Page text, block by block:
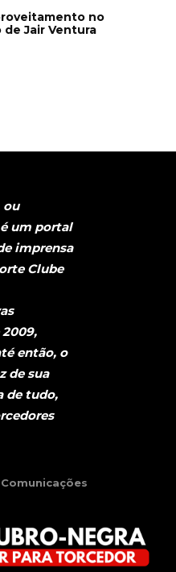
no
de Jair Ventura
ou
um portal
imprensa
Clube
então, o
de sua
de tudo,